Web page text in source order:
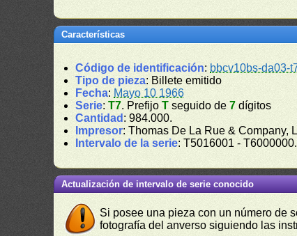
Características
Código de identificación: bbcv10bs-da03-
Tipo de pieza: Billete emitido
Fecha: Mayo 10 1966
Serie:T7. PrefijoT seguido de7 dígitos
Cantidad : 984.000.
Impresor: Thomas De La Rue & Company,
Intervalo de la serie: T5016001 - T6000000.
Actualización de intervalo de serie conocido
Si posee una pieza con un número de
fotografía del anverso siguiendo las